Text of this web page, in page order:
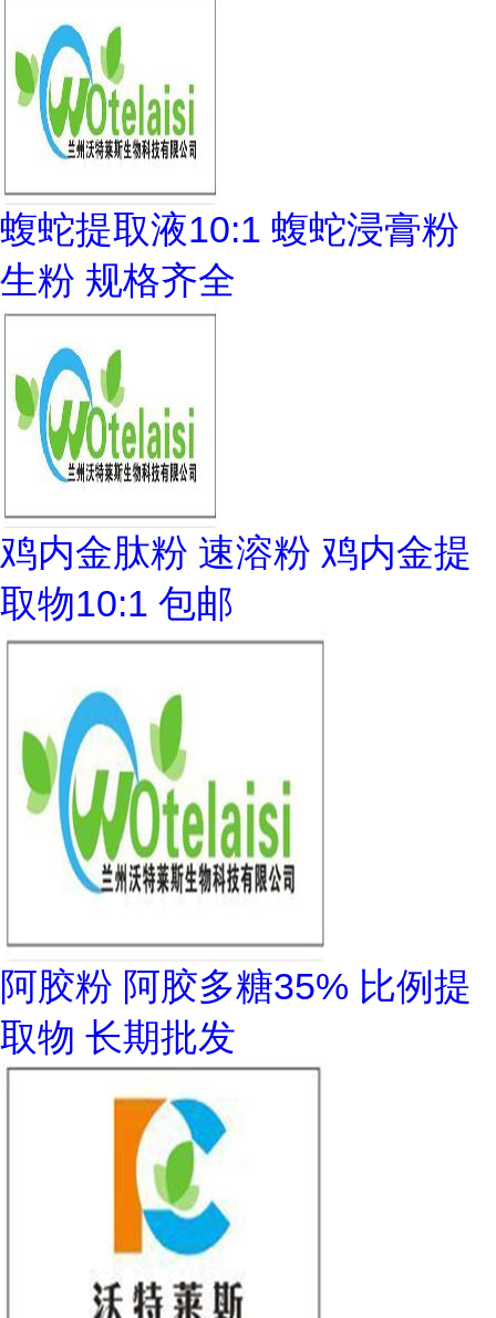
蝮蛇提取液10:1 蝮蛇浸膏粉
生粉 规格齐全
鸡内金肽粉 速溶粉 鸡内金提
取物10:1 包邮
阿胶粉 阿胶多糖35% 比例提
取物 长期批发